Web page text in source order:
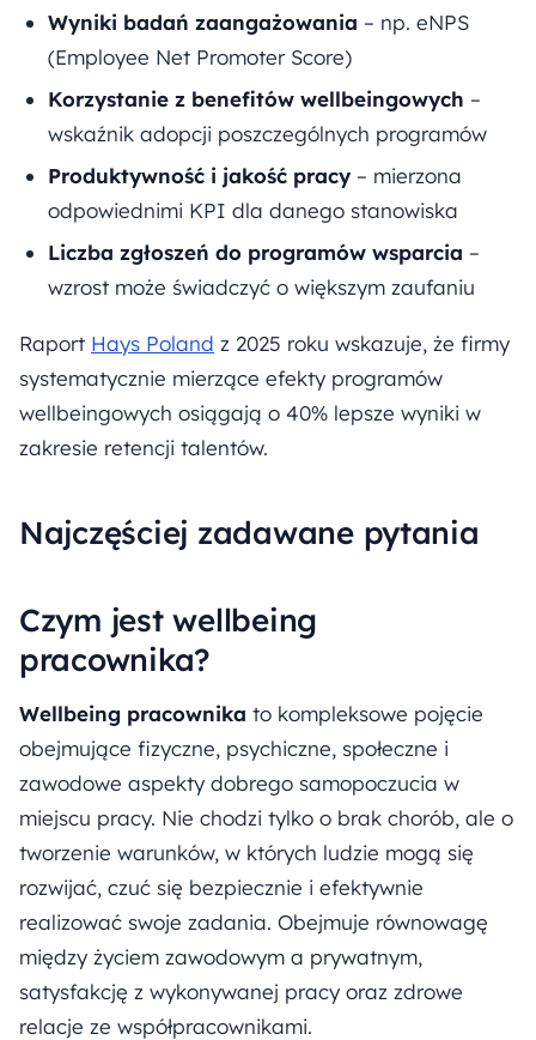
Wyniki badań zaangażowania – np. eNPS
(Employee Net Promoter Score)
Korzystanie z benefitów wellbeingowych –
wskaźnik adopcji poszczególnych programów
Produktywność i jakość pracy – mierzona
odpowiednimi KPI dla danego stanowiska
Liczba zgłoszeń do programów wsparcia –
wzrost może świadczyć o większym zaufaniu
Raport Hays Poland z 2025 roku wskazuje, że firmy
systematycznie mierzące efekty programów
wellbeingowych osiągają o 40% lepsze wyniki w
zakresie retencji talentów.
Najczęściej zadawane pytania
Czym jest wellbeing
pracownika?
Wellbeing pracownika to kompleksowe pojęcie
obejmujące fizyczne, psychiczne, społeczne i
zawodowe aspekty dobrego samopoczucia w
miejscu pracy. Nie chodzi tylko o brak chorób, ale o
tworzenie warunków, w których ludzie mogą się
rozwijać, czuć się bezpiecznie i efektywnie
realizować swoje zadania. Obejmuje równowagę
między życiem zawodowym a prywatnym,
satysfakcję z wykonywanej pracy oraz zdrowe
relacje ze współpracownikami.